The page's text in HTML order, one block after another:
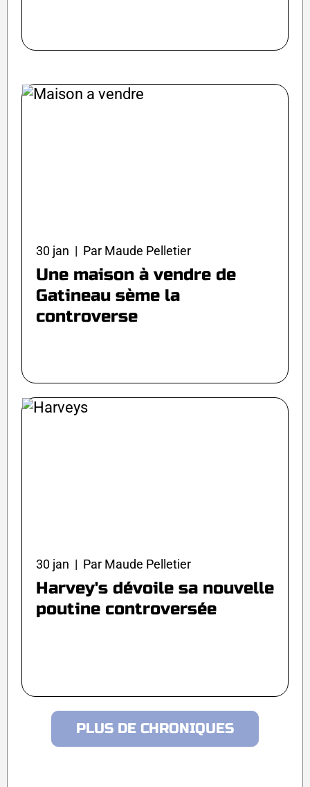
30 jan | Par Maude Pelletier
Une maison à vendre de
Gatineau sème la
controverse
30 jan | Par Maude Pelletier
Harvey's dévoile sa nouvelle
poutine controversée
PLUS DE CHRONIQUES